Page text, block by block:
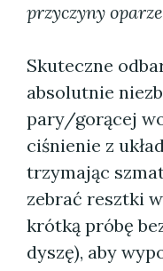
przyczyny
Skuteczne
absolutnie
pary/gorącej
ciśnienie z
trzymając
zebrać resztki
krótką próbę
dyszę), aby